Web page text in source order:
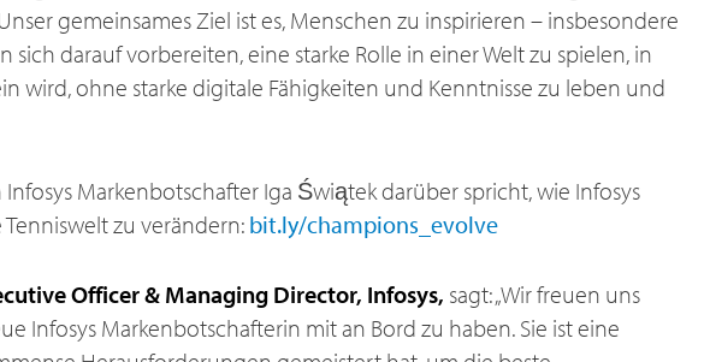
gemeinsames Ziel ist es, Menschen zu inspirieren – insbesondere
sich darauf vorbereiten, eine starke Rolle in einer Welt zu spielen, in
wird, ohne starke digitale Fähigkeiten und Kenntnisse zu leben und
Infosys Markenbotschafter Iga Świątek darüber spricht, wie Infosys
zu verändern:bit.ly/champions_evolve
Officer & Managing Director, Infosys, sagt: „Wir freuen uns
Infosys Markenbotschafterin mit an Bord zu haben. Sie ist eine